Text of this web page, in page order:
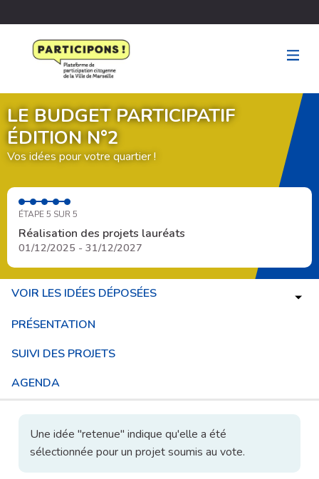
LE BUDGET PARTICIPATIF
ÉDITION N°2
Vos idées pour votre quartier !
ÉTAPE 5 SUR 5
Réalisation des projets lauréats
01/12/2025 - 31/12/2027
VOIR LES IDÉES DÉPOSÉES
PRÉSENTATION
SUIVI DES PROJETS
AGENDA
Une idée "retenue" indique qu'elle a été
sélectionnée pour un projet soumis au vote.